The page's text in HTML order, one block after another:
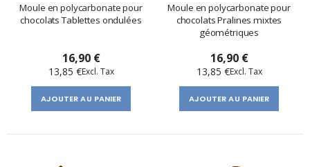
Moule en polycarbonate pour
chocolats Tablettes ondulées
16,90 €
13,85 €
AJOUTER AU PANIER
Moule en polycarbonate pour
chocolats Pralines mixtes
géométriques
16,90 €
13,85 €
AJOUTER AU PANIER